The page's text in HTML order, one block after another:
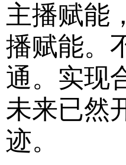
主播赋能
播赋能。
通。实现
未来已然
迹。